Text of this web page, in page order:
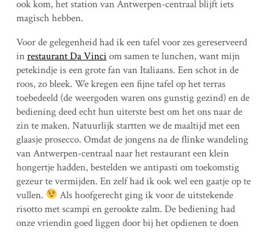
ook kom, het station van Antwerpen-centraal blijft iets
magisch hebben.
Voor de gelegenheid had ik een tafel voor zes gereserveerd
inrestaurant Da Vinci om samen te lunchen, want mijn
petekindje is een grote fan van Italiaans. Een schot in de
roos, zo bleek. We kregen een fijne tafel op het terras
toebedeeld (de weergoden waren ons gunstig gezind) en de
bediening deed echt hun uiterste best om het ons naar de
zin te maken. Natuurlijk startten we de maaltijd met een
glaasje prosecco. Omdat de jongens na de flinke wandeling
van Antwerpen-centraal naar het restaurant een klein
hongertje hadden, bestelden we antipasti om toekomstig
gezeur te vermijden. En zelf had ik ook wel een gaatje op te
vullen.
Als hoofgerecht ging ik voor de uitstekende
risotto met scampi en gerookte zalm. De bediening had
onze vriendin goed liggen door bij het opdienen te doen